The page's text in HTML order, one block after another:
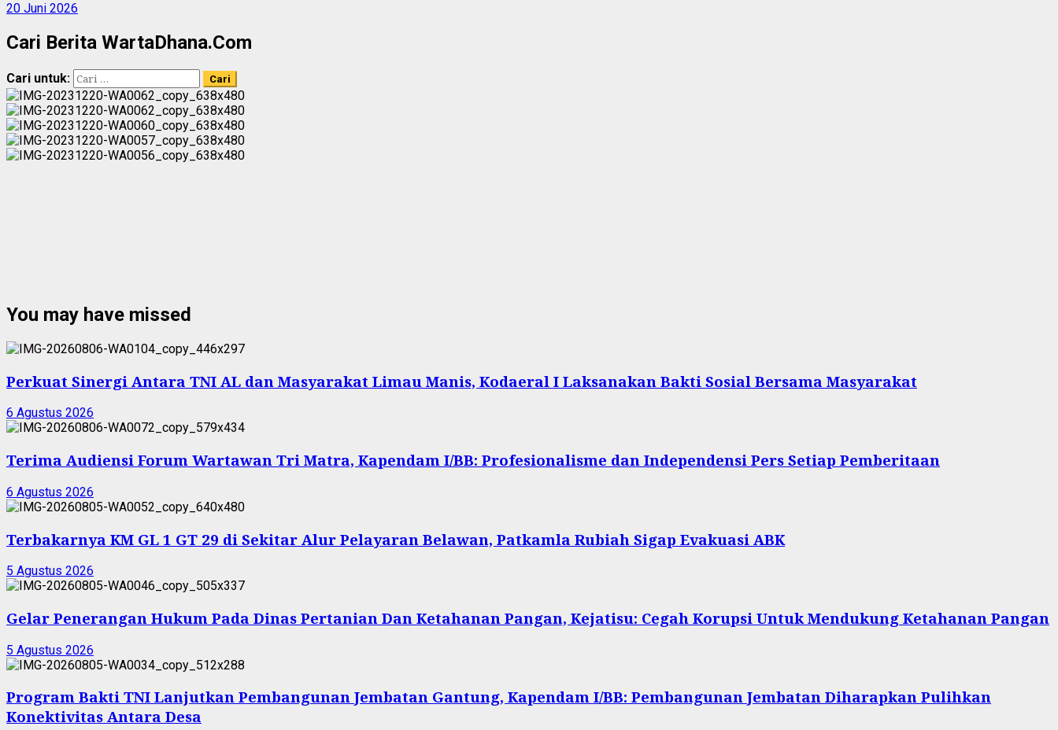
20 Juni 2026
Cari Berita WartaDhana.Com
Cari untuk:
You may have missed
Perkuat Sinergi Antara TNI AL dan Masyarakat Limau Manis, Kodaeral I Laksanakan Bakti Sosial Bersama Masyarakat
6 Agustus 2026
Terima Audiensi Forum Wartawan Tri Matra, Kapendam I/BB: Profesionalisme dan Independensi Pers Setiap Pemberitaan
6 Agustus 2026
Terbakarnya KM GL 1 GT 29 di Sekitar Alur Pelayaran Belawan, Patkamla Rubiah Sigap Evakuasi ABK
5 Agustus 2026
Gelar Penerangan Hukum Pada Dinas Pertanian Dan Ketahanan Pangan, Kejatisu: Cegah Korupsi Untuk Mendukung Ketahanan Pangan
5 Agustus 2026
Program Bakti TNI Lanjutkan Pembangunan Jembatan Gantung, Kapendam I/BB: Pembangunan Jembatan Diharapkan Pulihkan
Konektivitas Antara Desa